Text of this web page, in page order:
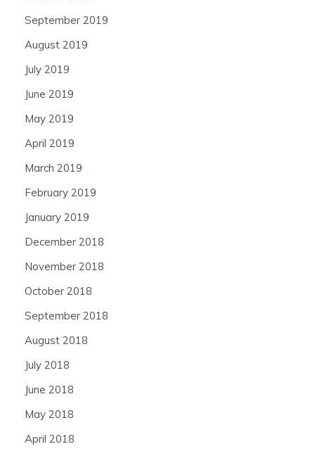
September 2019
August 2019
July 2019
June 2019
May 2019
April 2019
March 2019
February 2019
January 2019
December 2018
November 2018
October 2018
September 2018
August 2018
July 2018
June 2018
May 2018
April 2018